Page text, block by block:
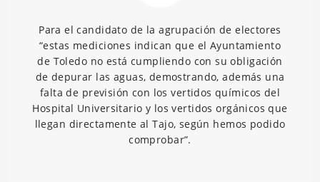
Para el candidato de la agrupación de electores
“estas mediciones indican que el Ayuntamiento
de Toledo no está cumpliendo con su obligación
de depurar las aguas, demostrando, además una
falta de previsión con los vertidos químicos del
Hospital Universitario y los vertidos orgánicos que
llegan directamente al Tajo, según hemos podido
comprobar”.